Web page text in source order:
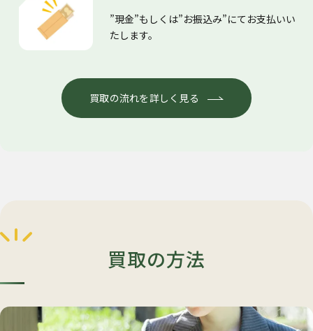
”現金”もしくは”お振込み”にてお支払いい
たします。
買取の流れを詳しく見る
買取の方法